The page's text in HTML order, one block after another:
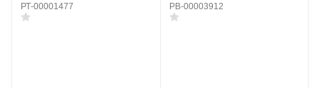
РТ-00001477 РВ-00003912